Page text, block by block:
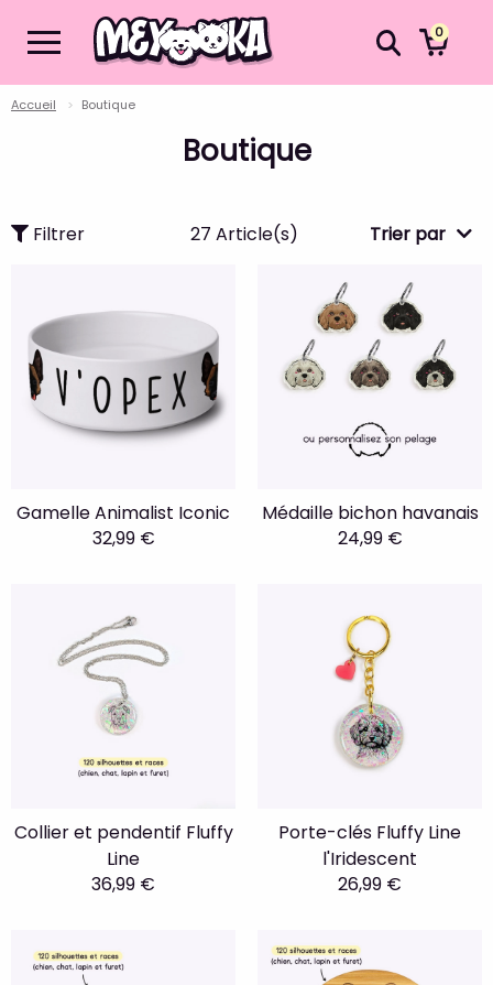
0
Accueil Boutique
Boutique
Filtrer 27 Article(s) Trier par
Gamelle Animalist Iconic
32,99 €
Médaille bichon havanais
24,99 €
Collier et pendentif Fluffy
Line
36,99 €
Porte-clés Fluffy Line
l'Iridescent
26,99 €